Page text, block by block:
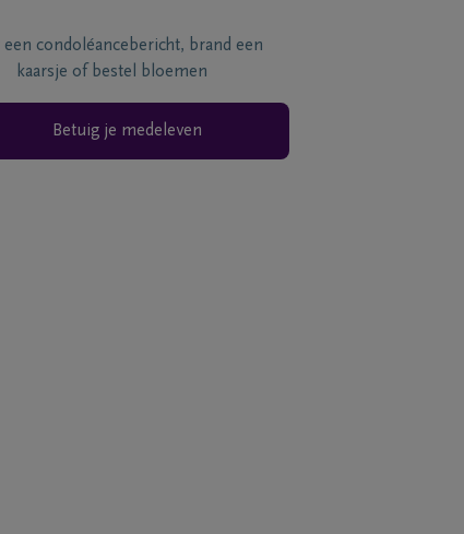
een condoléancebericht, brand een
kaarsje of bestel bloemen
Betuig je medeleven